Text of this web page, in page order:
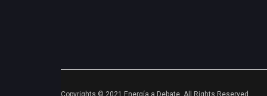
Copyrights © 2021 Energía a Debate. All Rights Reserved.